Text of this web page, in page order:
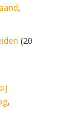
,
(20
,